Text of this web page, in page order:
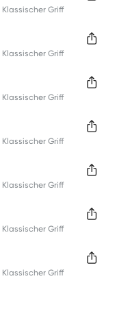
Klassischer Griff
Klassischer Griff
Klassischer Griff
Klassischer Griff
Klassischer Griff
Klassischer Griff
Klassischer Griff